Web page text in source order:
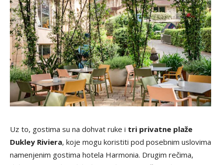
Uz to, gostima su na dohvat ruke i tri privatne plaže
Dukley Riviera, koje mogu koristiti pod posebnim uslovima
namenjenim gostima hotela Harmonia. Drugim rečima,